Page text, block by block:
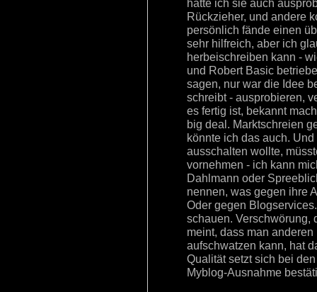
hätte ich sie auch
Rückzieher, und andere
persönlich fände einen
sehr hilfreich, aber ich
herbeischreiben kann -
und Robert Basic
sagen, nur war die Idee
schreibt - ausprobieren,
es fertig ist, bekannt
big deal. Marktschreien
könnte ich das auch.
ausschalten wollte,
vornehmen - ich kann
Dahlmann oder
nennen, was gegen ihre
Oder gegen
schauen. Verschwörung,
meint, dass man
aufschwatzen kann, hat
Qualität setzt sich bei
Myblog-Ausnahme